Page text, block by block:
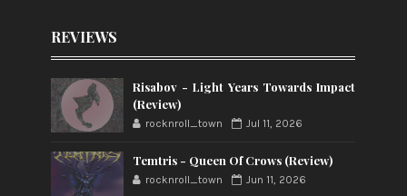
REVIEWS
Risabov - Light Years Towards Impact
(Review)
rocknroll_town Jul 11, 2026
Temtris - Queen Of Crows (Review)
rocknroll_town Jun 11, 2026